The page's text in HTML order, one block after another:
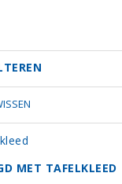
MET TAFELKLEED